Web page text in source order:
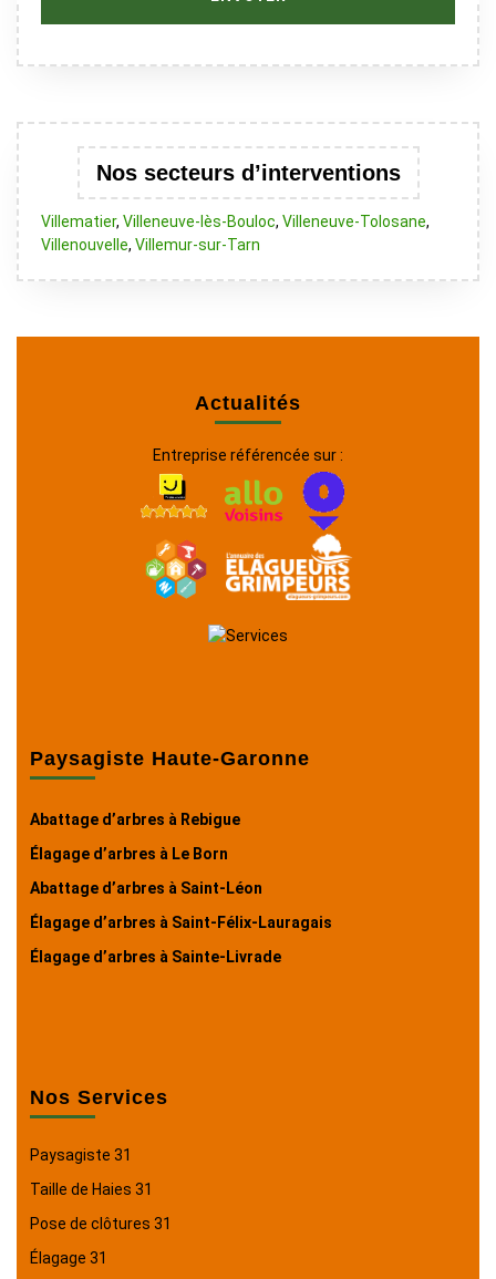
Nos secteurs d’interventions
Villematier, Villeneuve-lès-Bouloc, Villeneuve-Tolosane,
Villenouvelle, Villemur-sur-Tarn
Actualités
Entreprise référencée sur :
Paysagiste Haute-Garonne
Abattage d’arbres à Rebigue
Élagage d’arbres à Le Born
Abattage d’arbres à Saint-Léon
Élagage d’arbres à Saint-Félix-Lauragais
Élagage d’arbres à Sainte-Livrade
Nos Services
Paysagiste 31
Taille de Haies 31
Pose de clôtures 31
Élagage 31